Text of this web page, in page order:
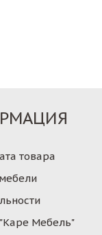
товара
Мебель"